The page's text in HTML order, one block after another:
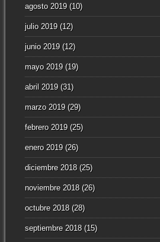
agosto 2019(10)
julio 2019(12)
junio 2019(12)
mayo 2019(19)
abril 2019(31)
marzo 2019(29)
febrero 2019(25)
enero 2019(26)
diciembre 2018(25)
noviembre 2018(26)
octubre 2018(28)
septiembre 2018(15)